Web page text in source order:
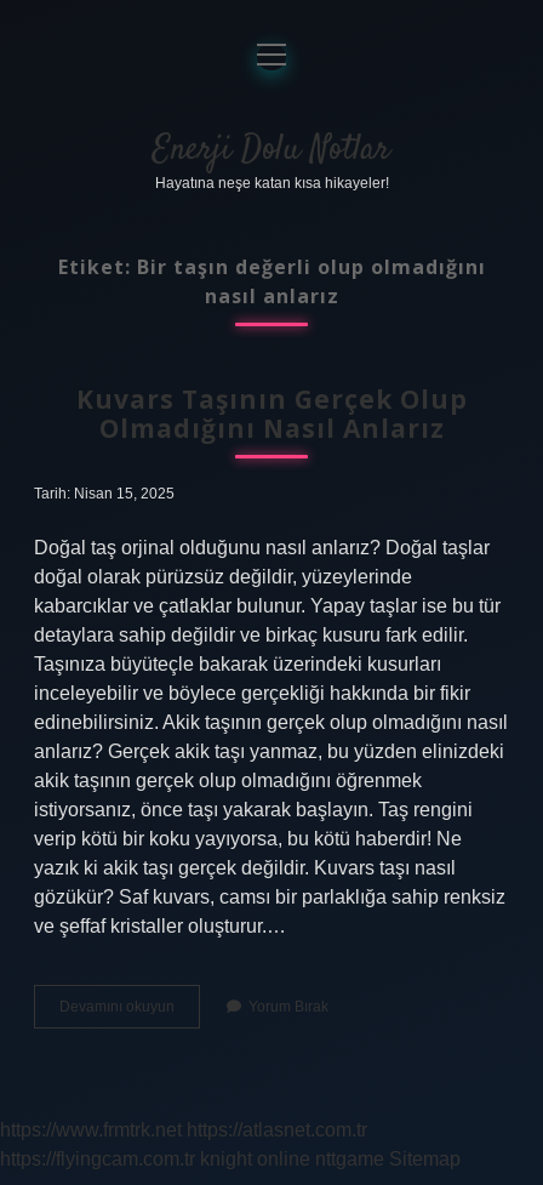
Anasayfa
Gizlilik Politikası
Yasal Uyarı
menüyü
aç
Enerji Dolu Notlar
Hayatına neşe katan kısa hikayeler!
Etiket: Bir taşın değerli olup olmadığını
nasıl anlarız
Kuvars Taşının Gerçek Olup
Olmadığını Nasıl Anlarız
Tarih: Nisan 15, 2025
Doğal taş orjinal olduğunu nasıl anlarız? Doğal taşlar
doğal olarak pürüzsüz değildir, yüzeylerinde
kabarcıklar ve çatlaklar bulunur. Yapay taşlar ise bu tür
detaylara sahip değildir ve birkaç kusuru fark edilir.
Taşınıza büyüteçle bakarak üzerindeki kusurları
inceleyebilir ve böylece gerçekliği hakkında bir fikir
edinebilirsiniz. Akik taşının gerçek olup olmadığını nasıl
anlarız? Gerçek akik taşı yanmaz, bu yüzden elinizdeki
akik taşının gerçek olup olmadığını öğrenmek
istiyorsanız, önce taşı yakarak başlayın. Taş rengini
verip kötü bir koku yayıyorsa, bu kötü haberdir! Ne
yazık ki akik taşı gerçek değildir. Kuvars taşı nasıl
gözükür? Saf kuvars, camsı bir parlaklığa sahip renksiz
ve şeffaf kristaller oluşturur.…
Devamını okuyun
Taşının
Anlarız
Yorum Bırak
https://www.frmtrk.net https://atlasnet.com.tr
https://flyingcam.com.tr knight online nttgame Sitemap